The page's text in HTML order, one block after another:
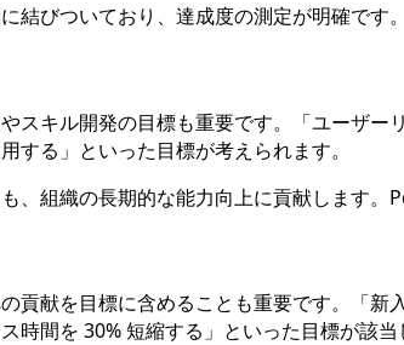
結びついており、達成度の測定が明確で
スキル開発の目標も重要です。「ユーザ
する」といった目標が考えられます。
、組織の長期的な能力向上に貢献します
貢献を目標に含めることも重要です。「
時間を 30% 短縮する」といった目標が該当